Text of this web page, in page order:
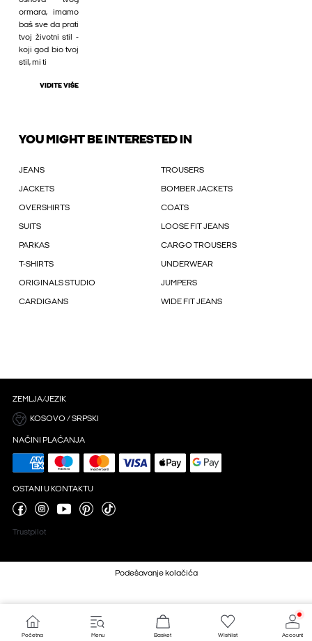
ormara, imamo
baš sve da prati
tvoj životni stil -
koji god bio tvoj
stil, mi ti
VIDITE VIŠE
YOU MIGHT BE INTERESTED IN
JEANS TROUSERS
JACKETS BOMBER JACKETS
OVERSHIRTS COATS
SUITS LOOSE FIT JEANS
PARKAS CARGO TROUSERS
T-SHIRTS UNDERWEAR
ORIGINALS STUDIO JUMPERS
CARDIGANS WIDE FIT JEANS
ZEMLJA/JEZIK
KOSOVO / SRPSKI
NAČINI PLAĆANJA
OSTANI U KONTAKTU
Trustpilot
Podešavanje kolačića
Početna Menu Basket Wishlist Account